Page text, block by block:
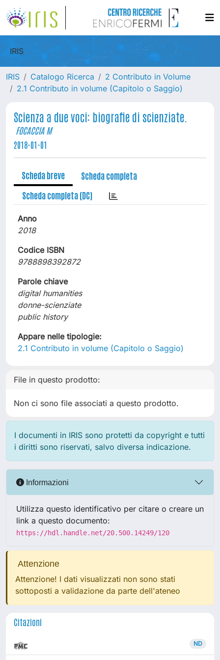
IRIS
IRIS Catalogo Ricerca
2 Contributo in Volume
2.1 Contributo in volume (Capitolo o Saggio)
Scienza a due voci: biografie di scienziate.
FOCACCIA M
2018-01-01
Scheda breve
Scheda completa
Scheda completa (DC)
Anno
2018
Codice ISBN
9788898392872
Parole chiave
digital humanities
donne-scienziate
public history
Appare nelle tipologie:
2.1 Contributo in volume (Capitolo o Saggio)
File in questo prodotto:
Non ci sono file associati a questo prodotto.
I documenti in IRIS sono protetti da copyright e tutti
i diritti sono riservati, salvo diversa indicazione.
Informazioni
Utilizza questo identificativo per citare o creare un
link a questo documento:
https://hdl.handle.net/20.500.14249/120
Attenzione
Attenzione! I dati visualizzati non sono stati
sottoposti a validazione da parte dell'ateneo
Citazioni
ND